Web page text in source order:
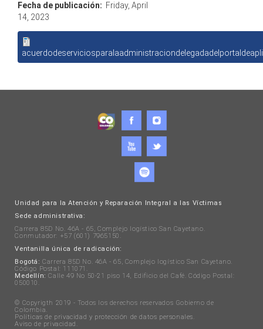
Fecha de publicación: Friday, April
14, 2023
Unidad para la Atención y Reparación Integral a las Víctimas
Sede administrativa:
Carrera 85D No. 46A - 65, Complejo logístico San Cayetano.
Conmutador: +57 (601) 7965150.
Ventanilla única de radicación:
Bogotá: Carrera 85D No. 46A - 65, Complejo logístico San Cayetano.
Código Postal: 111071.
Medellín: Calle 49 No 50-21 piso 14, Edificio del Café. Código Postal:
050010.
© Copyrigth 2019 - Todos los derechos reservados Gobierno de
Colombia.
Políticas de privacidad y protección de datos personales.
Aviso de privacidad .